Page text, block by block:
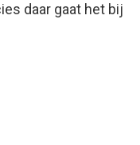
daar gaat het bij